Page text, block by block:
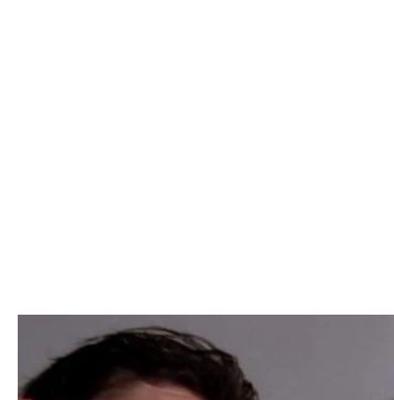
Представники стрімінгового сервісу
приберуть з платформи. У 2020 році